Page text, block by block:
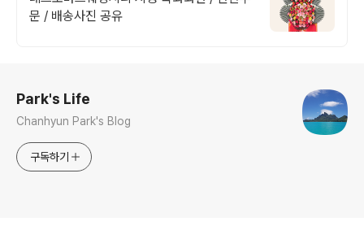
문 / 배송사진 공유
Park's Life
Chanhyun Park's Blog
구독하기